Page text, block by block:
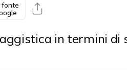
fonte
in termini di